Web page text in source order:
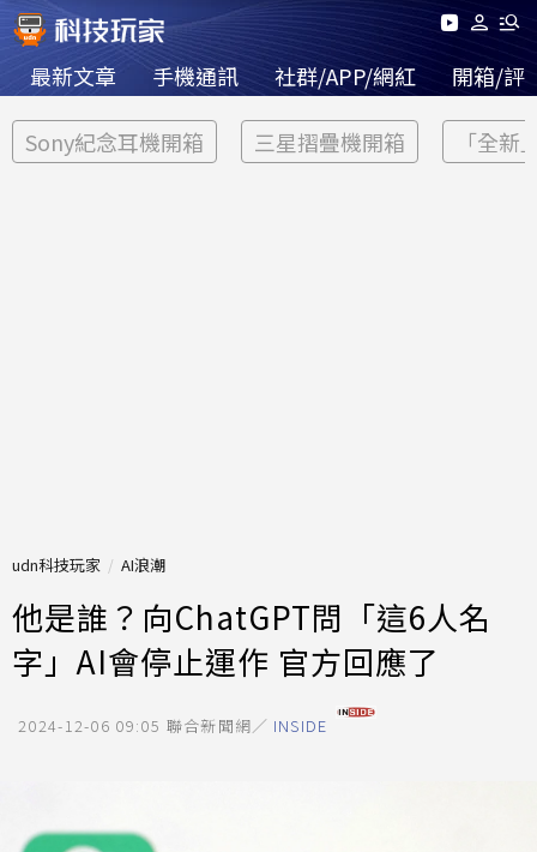
最新文章 手機通訊 社群/APP/網紅 開箱/評
Sony紀念耳機開箱 三星摺疊機開箱 「全新
udn科技玩家 AI浪潮
他是誰？向ChatGPT問「這6人名
字」AI會停止運作 官方回應了
2024-12-06 09:05 聯合新聞網／ INSIDE